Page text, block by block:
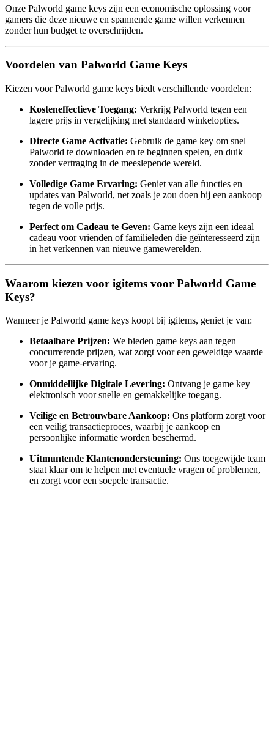
Onze Palworld game keys zijn een economische oplossing voor
gamers die deze nieuwe en spannende game willen verkennen
zonder hun budget te overschrijden.
Voordelen van Palworld Game Keys
Kiezen voor Palworld game keys biedt verschillende voordelen:
Kosteneffectieve Toegang: Verkrijg Palworld tegen een
lagere prijs in vergelijking met standaard winkelopties.
Directe Game Activatie: Gebruik de game key om snel
Palworld te downloaden en te beginnen spelen, en duik
zonder vertraging in de meeslepende wereld.
Volledige Game Ervaring: Geniet van alle functies en
updates van Palworld, net zoals je zou doen bij een aankoop
tegen de volle prijs.
Perfect om Cadeau te Geven: Game keys zijn een ideaal
cadeau voor vrienden of familieleden die geïnteresseerd zijn
in het verkennen van nieuwe gamewerelden.
Waarom kiezen voor igitems voor Palworld Game
Keys?
Wanneer je Palworld game keys koopt bij igitems, geniet je van:
Betaalbare Prijzen: We bieden game keys aan tegen
concurrerende prijzen, wat zorgt voor een geweldige waarde
voor je game-ervaring.
Onmiddellijke Digitale Levering: Ontvang je game key
elektronisch voor snelle en gemakkelijke toegang.
Veilige en Betrouwbare Aankoop: Ons platform zorgt voor
een veilig transactieproces, waarbij je aankoop en
persoonlijke informatie worden beschermd.
Uitmuntende Klantenondersteuning: Ons toegewijde team
staat klaar om te helpen met eventuele vragen of problemen,
en zorgt voor een soepele transactie.